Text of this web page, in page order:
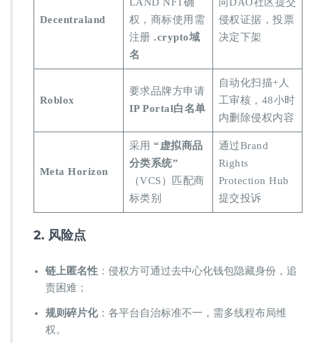
​Decentraland​
权，商标使用需
注册 ​ ​.crypto域
名​
侵权证据，投票
决定下架
​Roblox​
要求品牌方申请
​IP Portal白名单​
自动化扫描+人
工审核，48小时
内删除侵权内容
​Meta Horizon​
采用 ​ ​“虚拟商品
分类系统”​
（VCS）匹配商
标类别
通过Brand
Rights
Protection Hub
提交投诉
​2. 风险点​
​链上匿名性​ ​：侵权方可通过去中心化钱包隐藏身份，追
责困难；
​规则碎片化​​：各平台自治标准不一，需多线程布局维
权。